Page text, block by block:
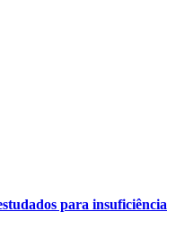
para insuficiência